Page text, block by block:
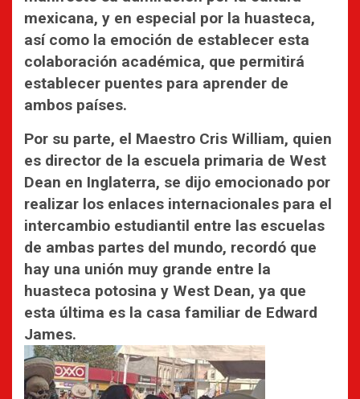
mexicana, y en especial por la huasteca,
así como la emoción de establecer esta
colaboración académica, que permitirá
establecer puentes para aprender de
ambos países.
Por su parte, el Maestro Cris William, quien
es director de la escuela primaria de West
Dean en Inglaterra, se dijo emocionado por
realizar los enlaces internacionales para el
intercambio estudiantil entre las escuelas
de ambas partes del mundo, recordó que
hay una unión muy grande entre la
huasteca potosina y West Dean, ya que
esta última es la casa familiar de Edward
James.